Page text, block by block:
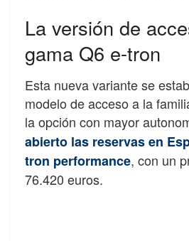
La versión de
gama Q6 e-tron
Esta nueva variante se
modelo de acceso a la
la opción con mayor
abierto las reservas en
tron performance, con un
76.420 euros.